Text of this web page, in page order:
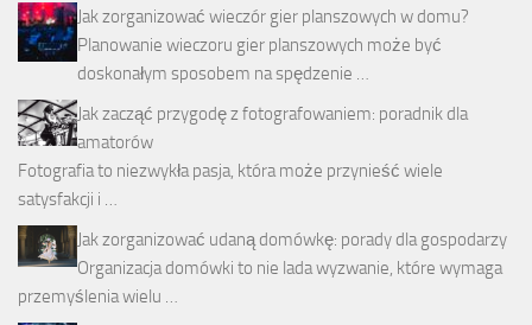
Jak zorganizować wieczór gier planszowych w domu?
Planowanie wieczoru gier planszowych może być
doskonałym sposobem na spędzenie …
Jak zacząć przygodę z fotografowaniem: poradnik dla
amatorów
Fotografia to niezwykła pasja, która może przynieść wiele
satysfakcji i …
Jak zorganizować udaną domówkę: porady dla gospodarzy
Organizacja domówki to nie lada wyzwanie, które wymaga
przemyślenia wielu …